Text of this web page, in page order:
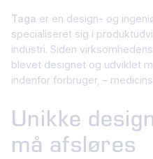
Taga er en design- og
specialiseret sig i
industri. Siden
blevet designet og udviklet
indenfor forbruger, –
Unikke
må afsløres